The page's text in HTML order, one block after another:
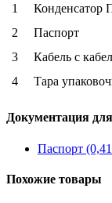
1
2
Паспорт
3
Кабель с
4
Тара
Документация
Паспорт
Похожие товары